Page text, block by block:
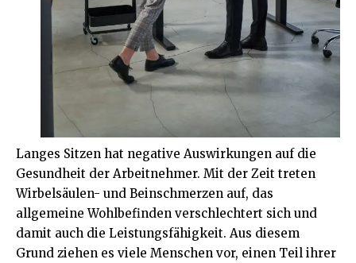
Langes Sitzen hat negative Auswirkungen auf die
Gesundheit der Arbeitnehmer. Mit der Zeit treten
Wirbelsäulen- und Beinschmerzen auf, das
allgemeine Wohlbefinden verschlechtert sich und
damit auch die Leistungsfähigkeit. Aus diesem
Grund ziehen es viele Menschen vor, einen Teil ihrer